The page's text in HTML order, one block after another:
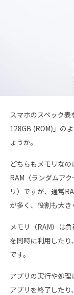
スマホのスペック
128GB (ROM)」の
ょうか。
どちらもメモリな
RAM（ランダムア
リ）ですが、通常
が多く、役割も大き
メモリ（RAM）は
を同時に利用した
です。
アプリの実行や処理
アプリを終了した